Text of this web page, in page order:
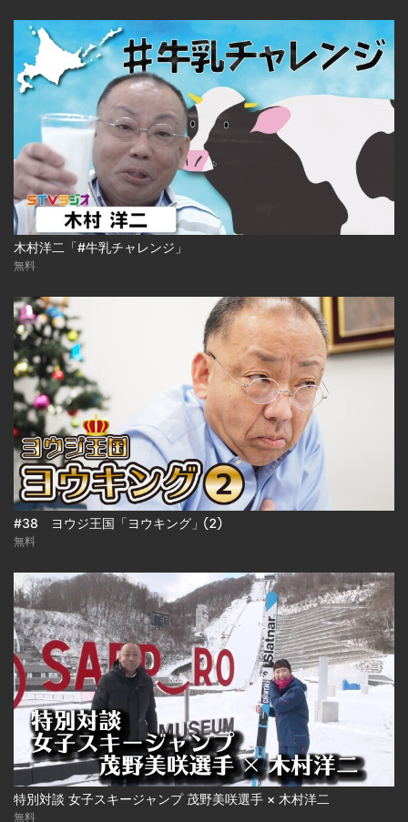
木村洋二「#牛乳チャレンジ」
無料
#38 ヨウジ王国「ヨウキング」②
無料
特別対談 女子スキージャンプ 茂野美咲選手 × 木村洋二
無料